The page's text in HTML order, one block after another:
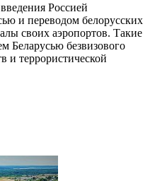
Россией
и переводом белорусских
своих аэропортов. Такие
Беларусью безвизового
и террористической